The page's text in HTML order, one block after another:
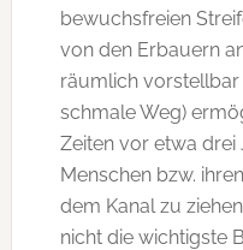
bewuchsfreien
von den Erbauern
räumlich vorstellbar
schmale Weg)
Zeiten vor etwa
Menschen bzw.
dem Kanal zu
nicht die wichtigste